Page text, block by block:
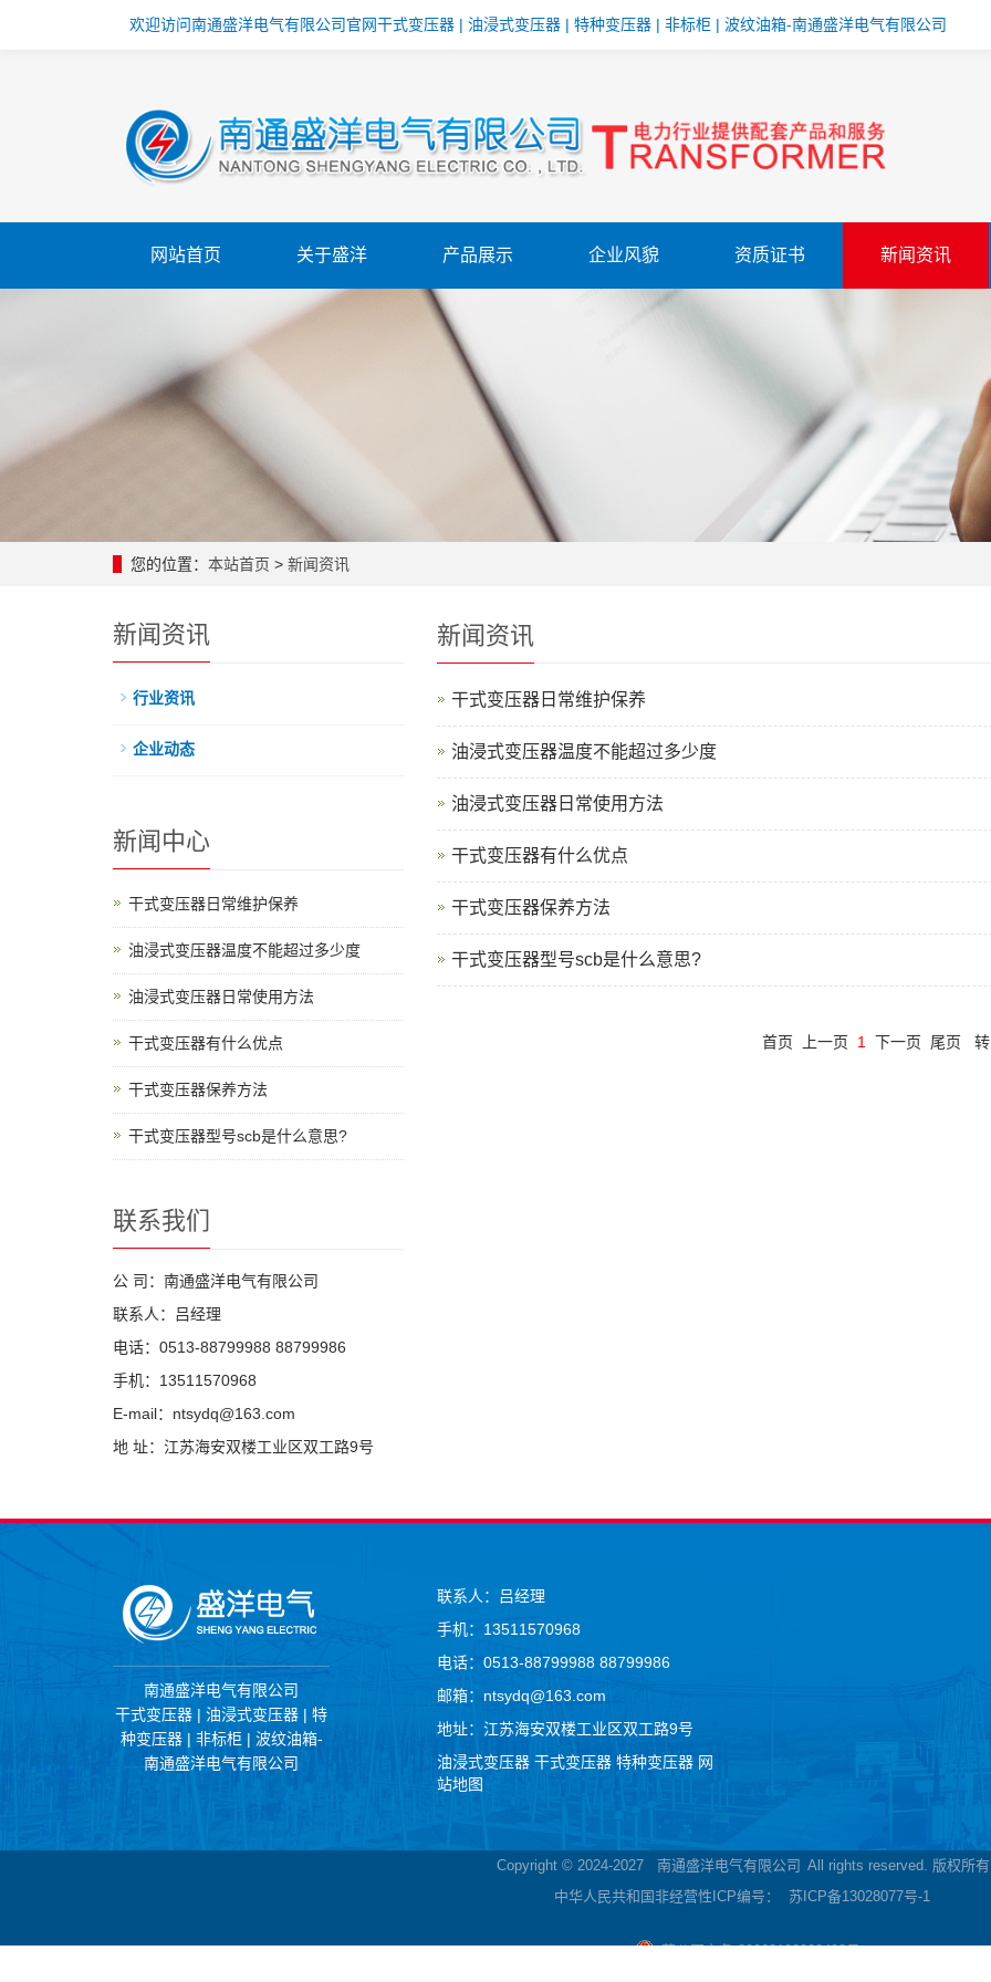
欢迎访问南通盛洋电气有限公司官网干式变压器 | 油浸式变压器 | 特种变压器 | 非标柜 | 波纹油箱-南通盛洋电气有限公司
网站首页 关于盛洋 产品展示 企业风貌 资质证书 新闻资讯
您的位置： 本站首页 > 新闻资讯
新闻资讯
干式变压器日常维护保养
油浸式变压器温度不能超过多少度
油浸式变压器日常使用方法
干式变压器有什么优点
干式变压器保养方法
干式变压器型号scb是什么意思?
首页 上一页 1 下一页 尾页
新闻资讯
行业资讯
企业动态
新闻中心
干式变压器日常维护保养
油浸式变压器温度不能超过多少度
油浸式变压器日常使用方法
干式变压器有什么优点
干式变压器保养方法
干式变压器型号scb是什么意思?
联系我们
公 司：南通盛洋电气有限公司
联系人：吕经理
电话：0513-88799988 88799986
手机：13511570968
E-mail：ntsydq@163.com
地 址：江苏海安双楼工业区双工路9号
南通盛洋电气有限公司
干式变压器 | 油浸式变压器 | 特
种变压器 | 非标柜 | 波纹油箱-
南通盛洋电气有限公司
联系人：吕经理
手机：13511570968
电话：0513-88799988 88799986
邮箱：ntsydq@163.com
地址：江苏海安双楼工业区双工路9号
油浸式变压器 干式变压器 特种变压器 网
站地图
Copyright © 2024-2027 南通盛洋电气有限公司 All rights reserved. 版权所有
中华人民共和国非经营性ICP编号：
苏ICP备13028077号-1
苏公网安备 32062102000403号